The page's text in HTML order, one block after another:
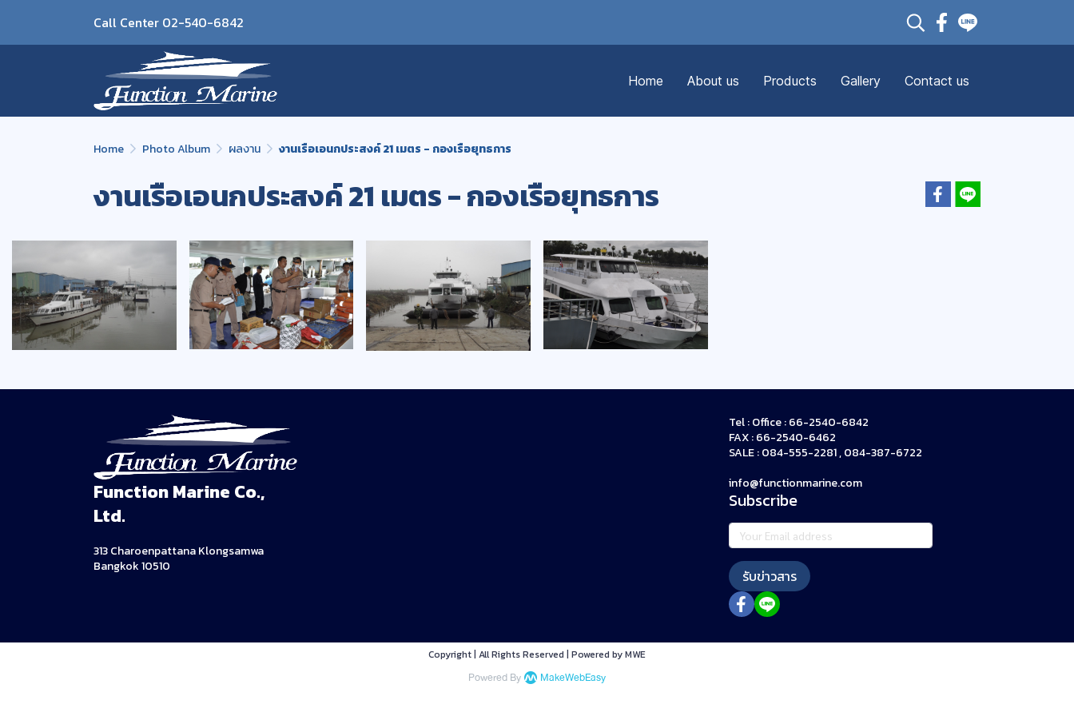
Call Center 02-540-6842
Home About us Products Gallery Contact us
Home Photo Album ผลงาน งานเรือเอนกประสงค์ 21 เมตร - กองเรือยุทธการ
งานเรือเอนกประสงค์ 21 เมตร - กองเรือยุทธการ
Function Marine Co.,
Ltd.
313 Charoenpattana Klongsamwa
Bangkok 10510
Tel : Office : 66-2540-6842
FAX : 66-2540-6462
SALE : 084-555-2281 , 084-387-6722
info@functionmarine.com
Subscribe
รับข่าวสาร
Copyright | All Rights Reserved | Powered by MWE
Powered By MakeWebEasy